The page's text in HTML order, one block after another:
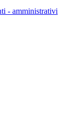
- amministrativi